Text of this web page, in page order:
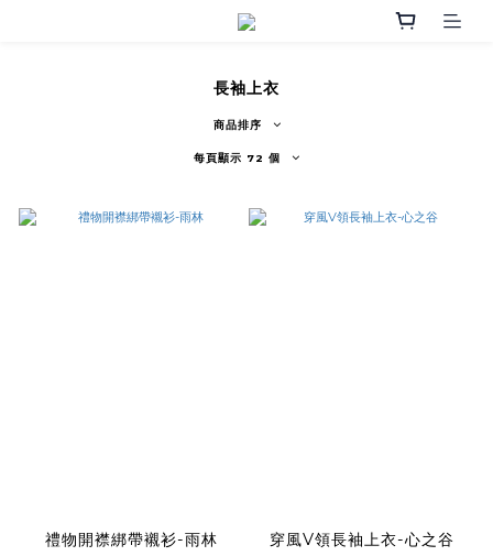
長袖上衣
商品排序
每頁顯示 72 個
禮物開襟綁帶襯衫-雨林 穿風V領長袖上衣-心之谷